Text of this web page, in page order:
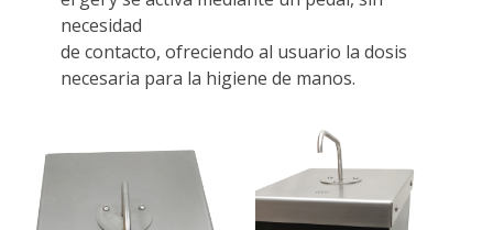
necesidad
de contacto, ofreciendo al usuario la dosis
necesaria para la higiene de manos.